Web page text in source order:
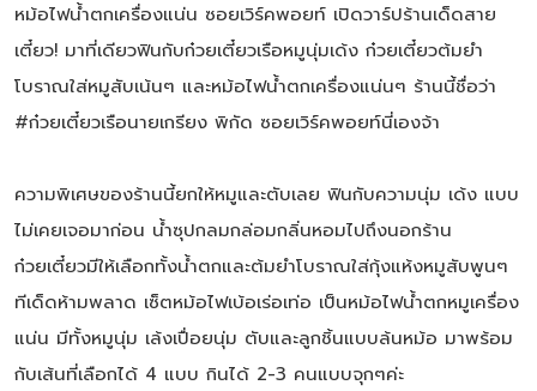
หม้อไฟน้ำตกเครื่องแน่น ซอยเวิร์คพอยท์ เปิดวาร์ปร้านเด็ดสาย
เตี๋ยว! มาที่เดียวฟินกับก๋วยเตี๋ยวเรือหมูนุ่มเด้ง ก๋วยเตี๋ยวต้มยำ
โบราณใส่หมูสับเน้นๆ และหม้อไฟน้ำตกเครื่องแน่นๆ ร้านนี้ชื่อว่า
#ก๋วยเตี๋ยวเรือนายเกรียง พิกัด ซอยเวิร์คพอยท์นี่เองจ้า
ความพิเศษของร้านนี้ยกให้หมูและตับเลย ฟินกับความนุ่ม เด้ง แบบ
ไม่เคยเจอมาก่อน น้ำซุปกลมกล่อมกลิ่นหอมไปถึงนอกร้าน
ก๋วยเตี๋ยวมีให้เลือกทั้งน้ำตกและต้มยำโบราณใส่กุ้งแห้งหมูสับพูนๆ
ทีเด็ดห้ามพลาด เซ็ตหม้อไฟเบ้อเร่อเท่อ เป็นหม้อไฟน้ำตกหมูเครื่อง
แน่น มีทั้งหมูนุ่ม เล้งเปื่อยนุ่ม ตับและลูกชิ้นแบบล้นหม้อ มาพร้อม
กับเส้นที่เลือกได้ 4 แบบ กินได้ 2-3 คนแบบจุกๆค่ะ